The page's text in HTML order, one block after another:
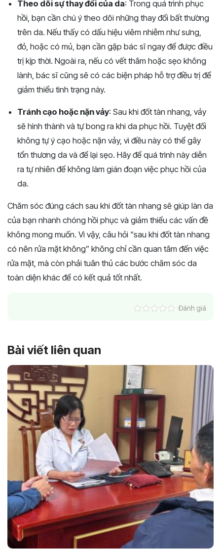
Theo dõi sự thay đổi của da: Trong quá trình phục
hồi, bạn cần chú ý theo dõi những thay đổi bất thường
trên da. Nếu thấy có dấu hiệu viêm nhiễm như sưng,
đỏ, hoặc có mủ, bạn cần gặp bác sĩ ngay để được điều
trị kịp thời. Ngoài ra, nếu có vết thâm hoặc sẹo không
lành, bác sĩ cũng sẽ có các biện pháp hỗ trợ điều trị để
giảm thiểu tình trạng này.
Tránh cạo hoặc nặn vảy: Sau khi đốt tàn nhang, vảy
sẽ hình thành và tự bong ra khi da phục hồi. Tuyệt đối
không tự ý cạo hoặc nặn vảy, vì điều này có thể gây
tổn thương da và để lại sẹo. Hãy để quá trình này diễn
ra tự nhiên để không làm gián đoạn việc phục hồi của
da.
Chăm sóc đúng cách sau khi đốt tàn nhang sẽ giúp làn da
của bạn nhanh chóng hồi phục và giảm thiểu các vấn đề
không mong muốn. Vì vậy, câu hỏi “sau khi đốt tàn nhang
có nên rửa mặt không” không chỉ cần quan tâm đến việc
rửa mặt, mà còn phải tuân thủ các bước chăm sóc da
toàn diện khác để có kết quả tốt nhất.
Đánh giá
Bài viết liên quan